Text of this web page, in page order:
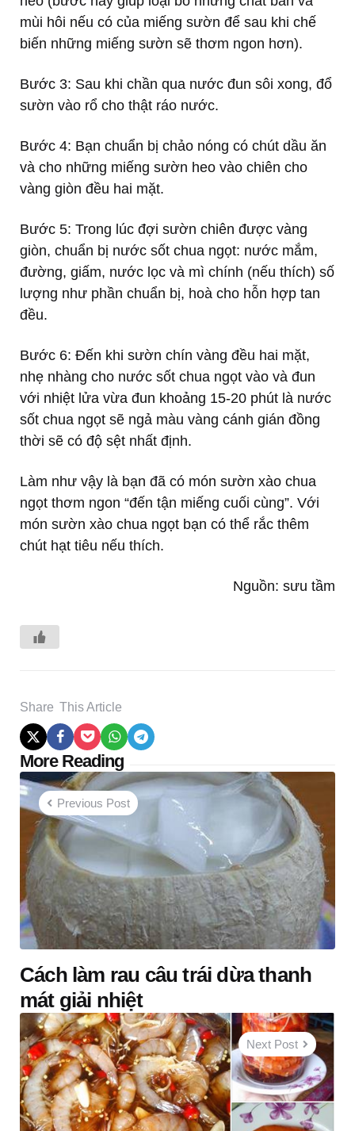
mùi hôi nếu có của miếng sườn để sau khi chế
biến những miếng sườn sẽ thơm ngon hơn).
Bước 3: Sau khi chần qua nước đun sôi xong, đổ
sườn vào rổ cho thật ráo nước.
Bước 4: Bạn chuẩn bị chảo nóng có chút dầu ăn
và cho những miếng sườn heo vào chiên cho
vàng giòn đều hai mặt.
Bước 5: Trong lúc đợi sườn chiên được vàng
giòn, chuẩn bị nước sốt chua ngọt: nước mắm,
đường, giấm, nước lọc và mì chính (nếu thích) số
lượng như phần chuẩn bị, hoà cho hỗn hợp tan
đều.
Bước 6: Đến khi sườn chín vàng đều hai mặt,
nhẹ nhàng cho nước sốt chua ngọt vào và đun
với nhiệt lửa vừa đun khoảng 15-20 phút là nước
sốt chua ngọt sẽ ngả màu vàng cánh gián đồng
thời sẽ có độ sệt nhất định.
Làm như vậy là bạn đã có món sườn xào chua
ngọt thơm ngon “đến tận miếng cuối cùng”. Với
món sườn xào chua ngọt bạn có thể rắc thêm
chút hạt tiêu nếu thích.
Nguồn: sưu tầm
Share This Article
More Reading
Post
navigation
Previous Post
Cách làm rau câu trái dừa thanh
mát giải nhiệt
Next Post